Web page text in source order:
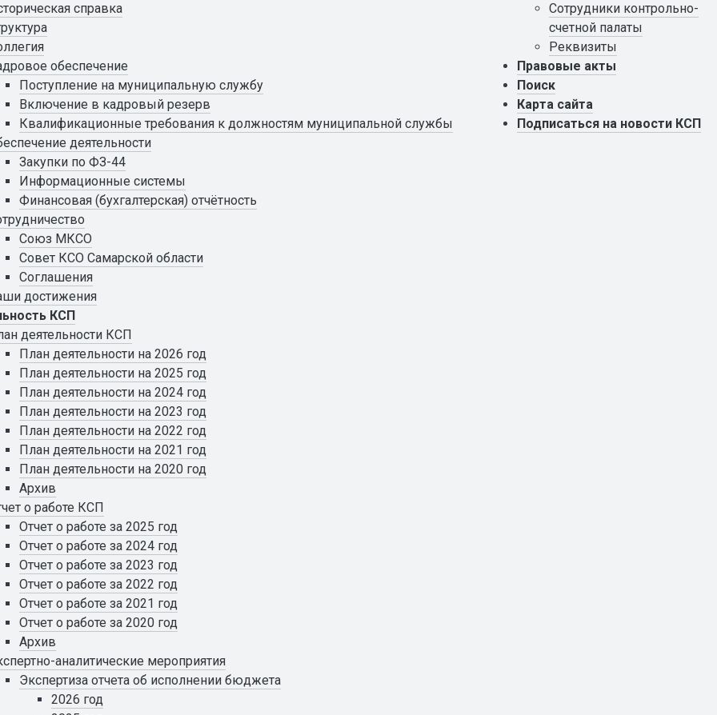
справка
обеспечение
Поступление на муниципальную службу
Включение в кадровый резерв
Квалификационные требования к должностям муниципальной службы
деятельности
Закупки по ФЗ-44
Информационные системы
Финансовая (бухгалтерская) отчётность
Союз МКСО
Совет КСО Самарской области
Соглашения
достижения
КСП
деятельности КСП
План деятельности на 2026 год
План деятельности на 2025 год
План деятельности на 2024 год
План деятельности на 2023 год
План деятельности на 2022 год
План деятельности на 2021 год
План деятельности на 2020 год
Архив
о работе КСП
Отчет о работе за 2025 год
Отчет о работе за 2024 год
Отчет о работе за 2023 год
Отчет о работе за 2022 год
Отчет о работе за 2021 год
Отчет о работе за 2020 год
Архив
аналитические мероприятия
Экспертиза отчета об исполнении бюджета
2026 год
Сотрудники контрольно-
счетной палаты
Реквизиты
Правовые акты
Поиск
Карта сайта
Подписаться на новости КСП